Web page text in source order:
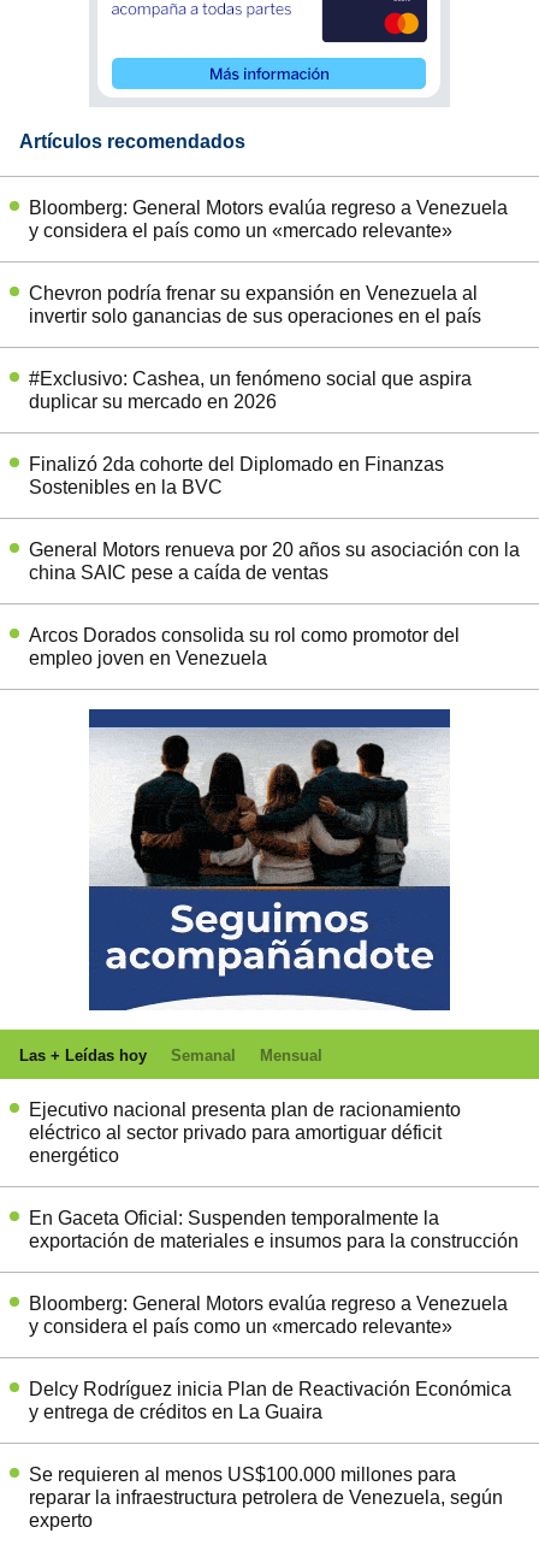
Artículos recomendados
Bloomberg: General Motors evalúa regreso a Venezuela
y considera el país como un «mercado relevante»
Chevron podría frenar su expansión en Venezuela al
invertir solo ganancias de sus operaciones en el país
#Exclusivo: Cashea, un fenómeno social que aspira
duplicar su mercado en 2026
Finalizó 2da cohorte del Diplomado en Finanzas
Sostenibles en la BVC
General Motors renueva por 20 años su asociación con la
china SAIC pese a caída de ventas
Arcos Dorados consolida su rol como promotor del
empleo joven en Venezuela
Las + Leídas hoy Semanal Mensual
Ejecutivo nacional presenta plan de racionamiento
eléctrico al sector privado para amortiguar déficit
energético
En Gaceta Oficial: Suspenden temporalmente la
exportación de materiales e insumos para la construcción
Bloomberg: General Motors evalúa regreso a Venezuela
y considera el país como un «mercado relevante»
Delcy Rodríguez inicia Plan de Reactivación Económica
y entrega de créditos en La Guaira
Se requieren al menos US$100.000 millones para
reparar la infraestructura petrolera de Venezuela, según
experto